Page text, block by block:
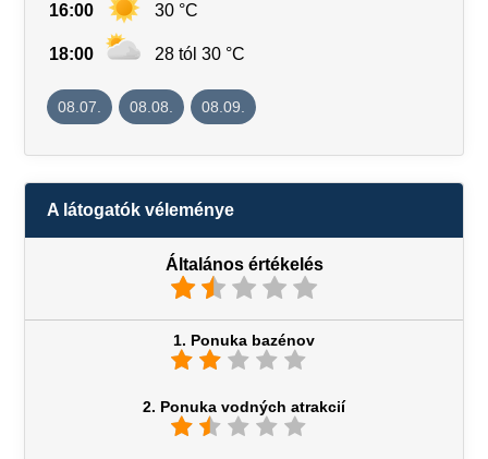
16:00 30 °C
18:00 28 tól 30 °C
08.07. 08.08. 08.09.
A látogatók véleménye
Általános értékelés
1. Ponuka bazénov
2. Ponuka vodných atrakcií